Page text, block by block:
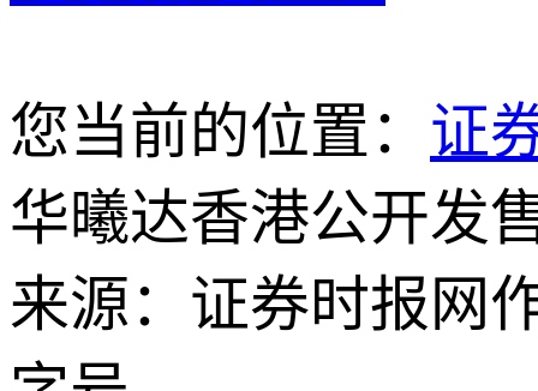
您当前的位置： 证
华曦达香港公开发
来源：证券时报网